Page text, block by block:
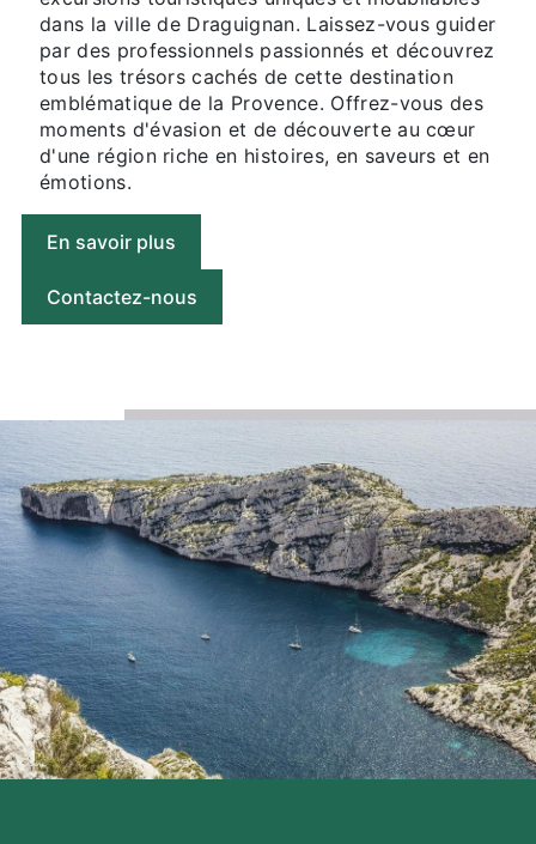
dans la ville de Draguignan. Laissez-vous guider
par des professionnels passionnés et découvrez
tous les trésors cachés de cette destination
emblématique de la Provence. Offrez-vous des
moments d'évasion et de découverte au cœur
d'une région riche en histoires, en saveurs et en
émotions.
En savoir plus
Contactez-nous